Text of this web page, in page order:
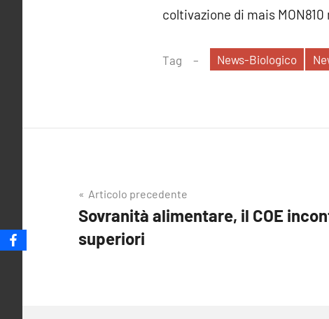
coltivazione di mais
Tag News-Biologico
Navigazione
articoli
Articolo precedente
Sovranità alimentare, il COE
superiori